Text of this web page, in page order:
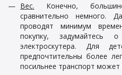
Вес. Конечно,
сравнительно
проводят минимум
покупку, задумайтесь
электроскутера. Для
предпочтительны более
посильнее транспорт